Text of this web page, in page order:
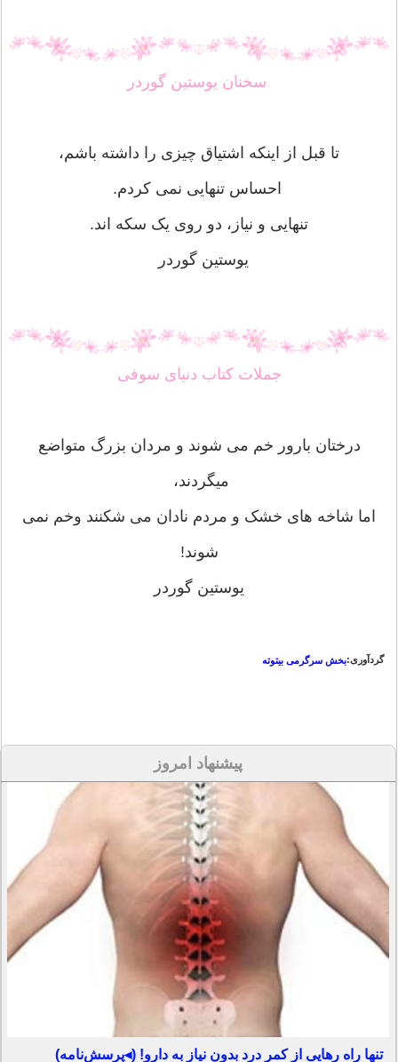
سخنان یوستین گوردر
تا قبل از اینکه اشتیاق چیزی را داشته باشم،
احساس تنهایی نمی کردم.
تنهایی و نیاز، دو روی یک سکه اند.
یوستین گوردر
جملات کتاب دنیای سوفی
درختان بارور خم می شوند و مردان بزرگ متواضع
میگردند،
اما شاخه های خشک و مردم نادان می شکنند وخم نمی
شوند!
یوستین گوردر
گردآوری:بخش سرگرمی بیتوته
پیشنهاد امروز
تنها راه رهایی از کمر درد بدون نیاز به دارو! (◂پرسش‌نامه)